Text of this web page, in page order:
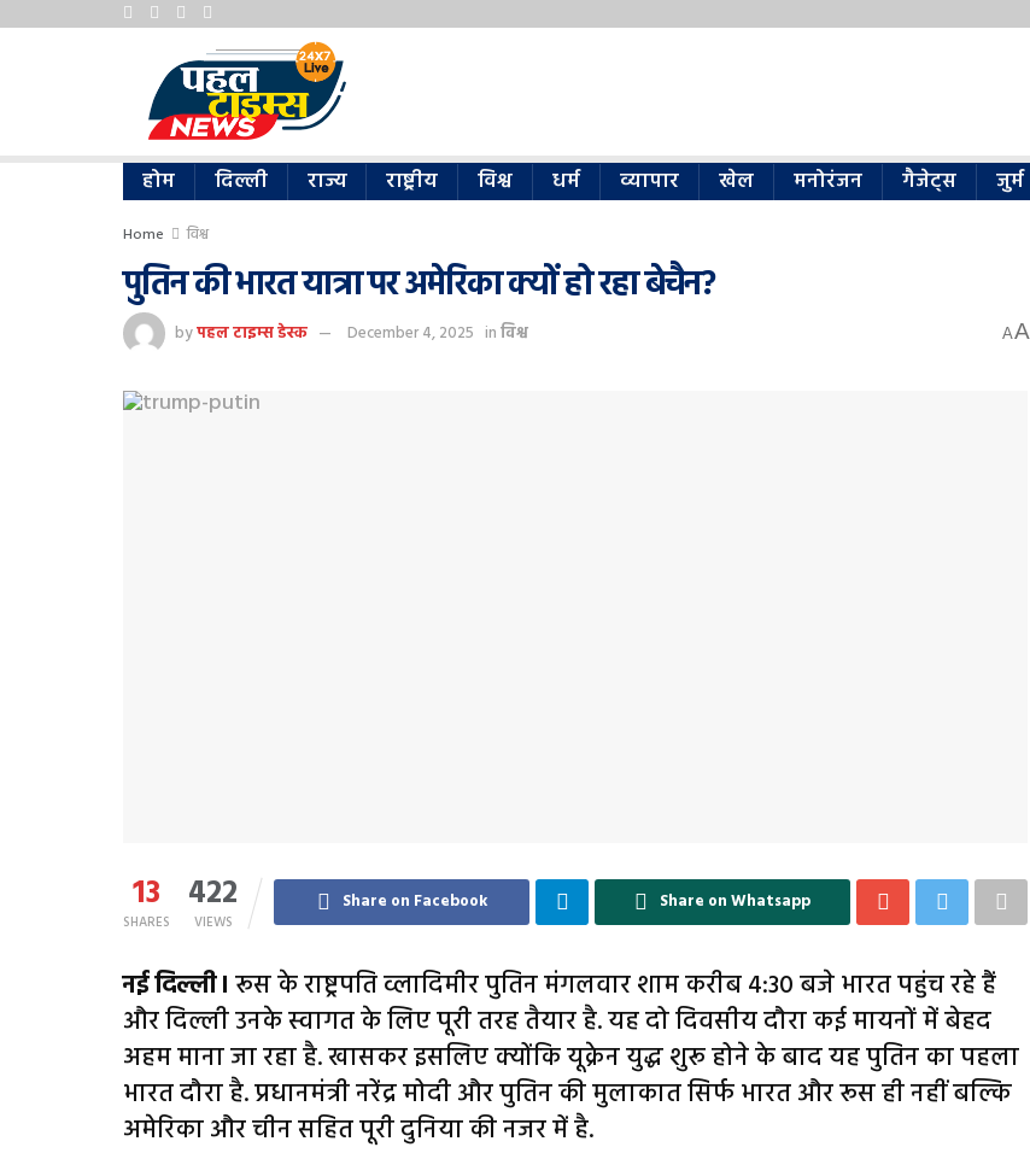
होम दिल्ली राज्य राष्ट्रीय विश्व धर्म व्यापार खेल मनोरंजन गैजेट्स जुर्म
Home विश्व
पुतिन की भारत यात्रा पर अमेरिका क्यों हो रहा बेचैन?
byपहल टाइम्स डेस्क December 4, 2025 inविश्व AA
13
SHARES
422
VIEWS
Share on Facebook Share on Whatsapp
नई दिल्ली। रूस के राष्ट्रपति व्लादिमीर पुतिन मंगलवार शाम करीब 4:30 बजे भारत पहुंच रहे हैं
और दिल्ली उनके स्वागत के लिए पूरी तरह तैयार है. यह दो दिवसीय दौरा कई मायनों में बेहद
अहम माना जा रहा है. खासकर इसलिए क्योंकि यूक्रेन युद्ध शुरू होने के बाद यह पुतिन का पहला
भारत दौरा है. प्रधानमंत्री नरेंद्र मोदी और पुतिन की मुलाकात सिर्फ भारत और रूस ही नहीं बल्कि
अमेरिका और चीन सहित पूरी दुनिया की नजर में है.